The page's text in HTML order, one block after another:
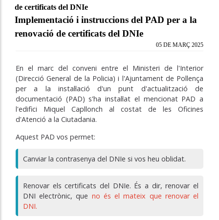
de certificats del DNIe
Implementació i instruccions del PAD per a la
renovació de certificats del DNIe
05 DE MARÇ 2025
En el marc del conveni entre el Ministeri de l'Interior
(Direcció General de la Policia) i l'Ajuntament de Pollença
per a la instal·lació d'un punt d'actualització de
documentació (PAD) s'ha instal·lat el mencionat PAD a
l'edifici Miquel Capllonch al costat de les Oficines
d'Atenció a la Ciutadania.
Aquest PAD vos permet:
Canviar la contrasenya del DNIe si vos heu oblidat.
Renovar els certificats del DNIe. És a dir, renovar el
DNI electrònic, que no és el mateix que renovar el
DNI.